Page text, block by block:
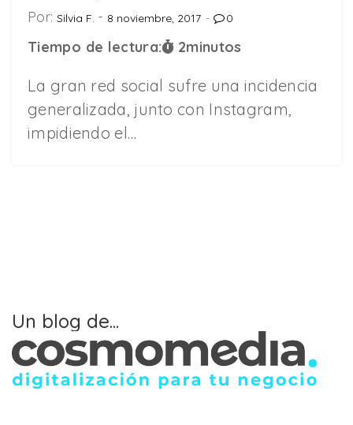
Por: Silvia F. 8 noviembre, 2017 0
Tiempo de lectura: 2minutos
La gran red social sufre una incidencia
generalizada, junto con Instagram,
impidiendo el…
Un blog de...